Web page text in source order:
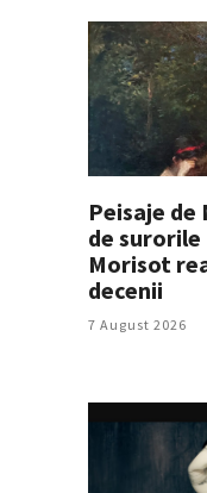
Peisaje de
de surorile
Morisot
decenii
7 August 2026